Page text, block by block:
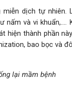
dịch tự nhiên.
nấm và vi khuẩn,….
hiện thành phần
bao bọc và
lại mầm bệnh